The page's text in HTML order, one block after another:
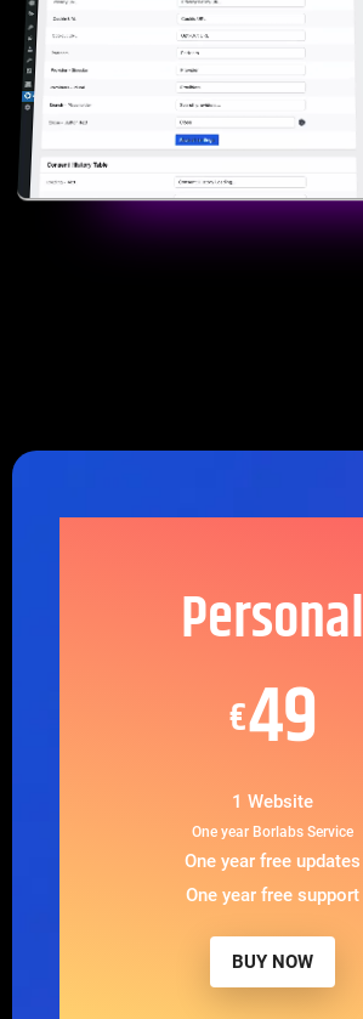
Personal
€49
1 Website
One year Borlabs Service
One year free updates
One year free support
BUY NOW